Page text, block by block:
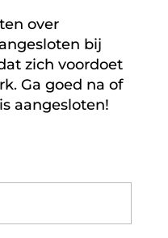
over
bij
zich voordoet
Ga goed na of
aangesloten!